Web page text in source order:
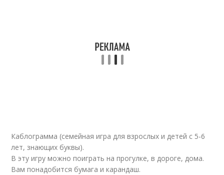
Каблограмма (семейная игра для взрослых и детей с 5-6
лет, знающих буквы).
В эту игру можно поиграть на прогулке, в дороге, дома.
Вам понадобится бумага и карандаш.